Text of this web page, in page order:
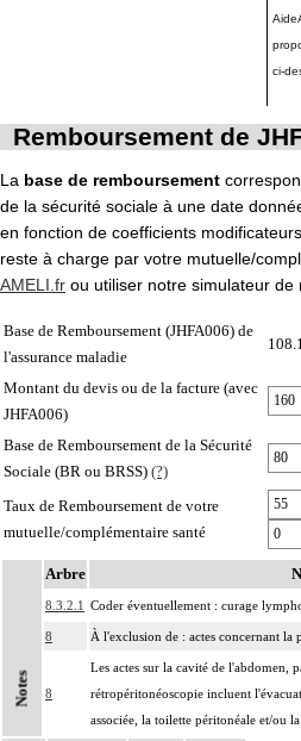
ci-
Remboursement de
La base de remboursement
de la sécurité sociale à une date
en fonction de coefficients
reste à charge par votre mutuelle/
AMELI.fr ou utiliser notre simulateur de
Base de Remboursement (JHFA006) de
l'assurance maladie
Montant du devis ou de la facture (avec
JHFA006)
Base de Remboursement de la Sécurité
Sociale (BR ou BRSS) (?)
Taux de Remboursement de votre
mutuelle/complémentaire santé
Notes
Arbre
8.3.2.1 Coder éventuellement : curage
8 À l'exclusion de : actes concernant la
8
Les actes sur la cavité de l'abdomen,
rétropéritonéoscopie incluent
associée, la toilette péritonéale et/ou la